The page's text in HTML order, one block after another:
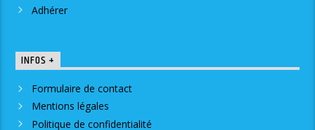
Adhérer
INFOS +
Formulaire de contact
Mentions légales
Politique de confidentialité